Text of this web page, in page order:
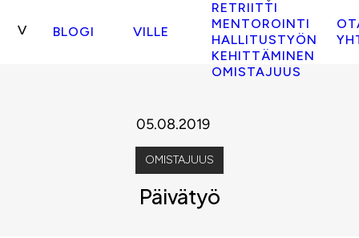
BLOGI VILLE
RETRIITTI
MENTOROINTI
HALLITUSTYÖN
KEHITTÄMINEN
OMISTAJUUS
05.08.2019
OMISTAJUUS
Päivätyö